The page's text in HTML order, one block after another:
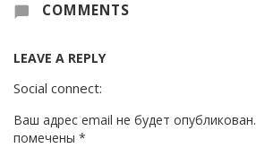
COMMENTS
LEAVE A REPLY
Social connect:
Ваш адрес email не будет опубликован.
помечены *